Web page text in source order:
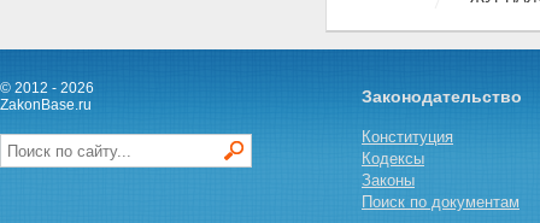
© 2012 - 2026
ZakonBase.ru
Законодательство
Конституция
Кодексы
Законы
Поиск по документам